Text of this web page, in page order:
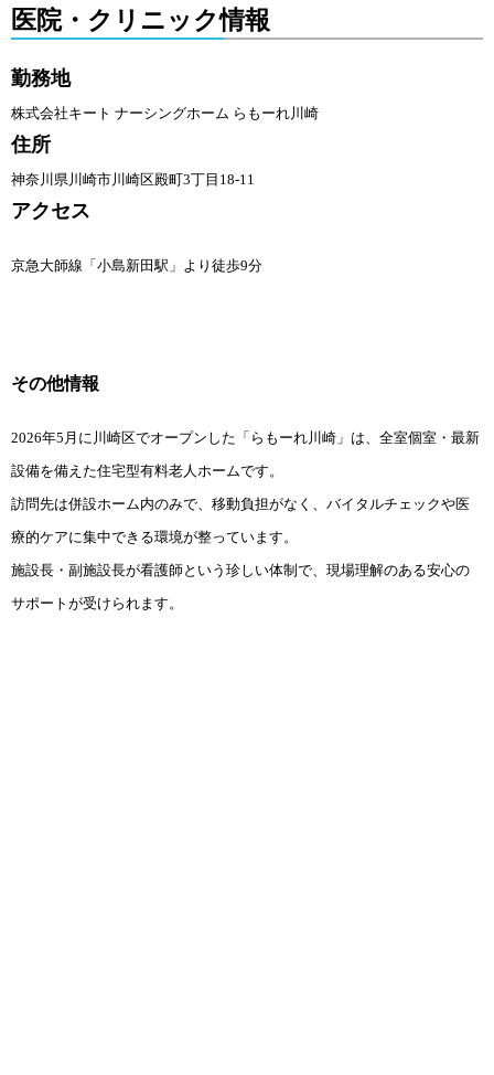
医院・クリニック情報
勤務地
株式会社キート ナーシングホーム らもーれ川崎
住所
神奈川県川崎市川崎区殿町3丁目18-11
アクセス
京急大師線「小島新田駅」より徒歩9分
その他情報
2026年5月に川崎区でオープンした 「らもーれ川崎」は、全室個室・最新
設備を備えた住宅型有料老人ホームです。
訪問先は併設ホーム内のみで、移動負担がなく、バイタルチェックや医
療的ケアに集中できる環境が整っています。
施設長・副施設長が看護師という珍しい体制で、現場理解のある安心の
サポートが受けられます。